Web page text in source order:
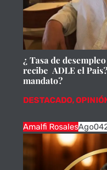
¿ Tasa de
recibe ADLE el
mandato?
DESTACADO,
Amalfi RosalesAgo04